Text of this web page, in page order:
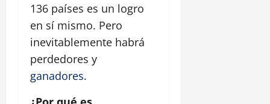
136 países es un logro
en sí mismo. Pero
inevitablemente habrá
perdedores y
ganadores.